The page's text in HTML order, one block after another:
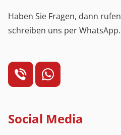
Haben Sie Fragen, dann
schreiben uns per WhatsApp.
Social Media